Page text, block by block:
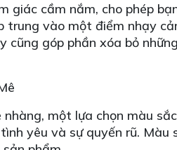
giác cầm nắm, cho phép
vào một điểm nhạy
cũng góp phần xóa bỏ
một lựa chọn màu
yêu và sự quyến rũ.